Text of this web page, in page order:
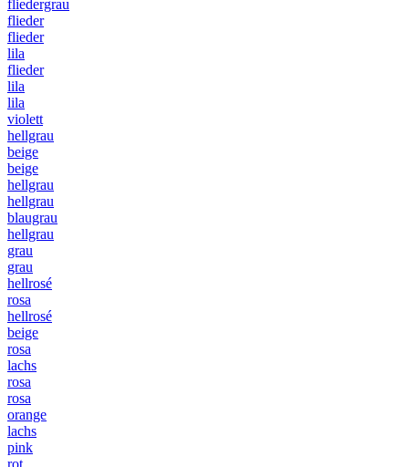
fliedergrau
flieder
flieder
lila
flieder
lila
lila
violett
hellgrau
beige
beige
hellgrau
hellgrau
blaugrau
hellgrau
grau
grau
hellrosé
rosa
hellrosé
beige
rosa
lachs
rosa
rosa
orange
lachs
pink
rot